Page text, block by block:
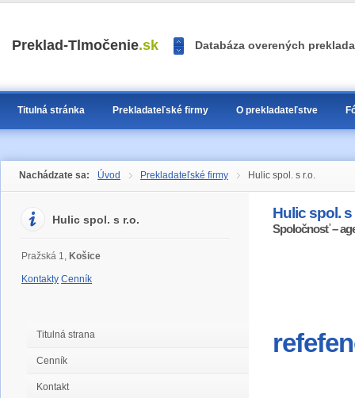
Preklad-Tlmočenie.sk Databáza overených
<<
>>
Titulná stránka Prekladateľské firmy O prekladateľstve
Nachádzate sa: Úvod Prekladateľské firmy Hulic spol. s r.o.
Hulic spol. s r.o.
Pražská 1, Košice
Kontakty Cenník
Titulná strana
Cenník
Kontakt
Hulic spol. s
Spoločnosť –